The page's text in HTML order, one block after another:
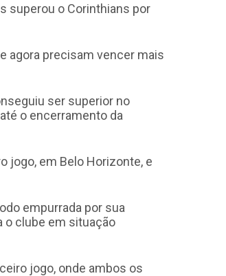
superou o Corinthians por
agora precisam vencer mais
ser superior no
o encerramento da
jogo, em Belo Horizonte, e
empurrada por sua
o clube em situação
jogo, onde ambos os